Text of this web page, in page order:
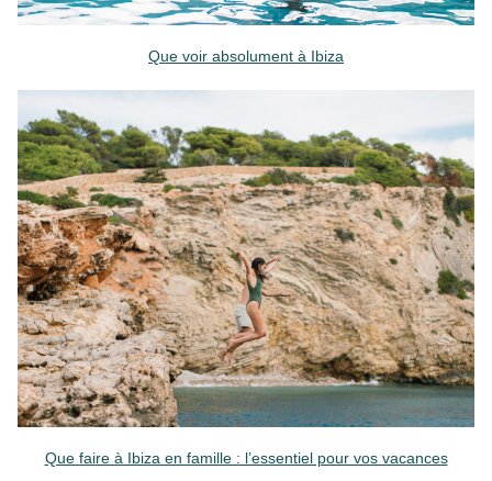
Que voir absolument à Ibiza
Que faire à Ibiza en famille : l’essentiel pour vos vacances